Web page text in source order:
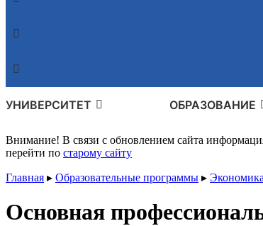
УНИВЕРСИТЕТ ОБРАЗОВАНИЕ
Внимание! В связи с обновлением сайта
перейти по старому сайту
Главная ▸ Образовательные программы ▸
Основная